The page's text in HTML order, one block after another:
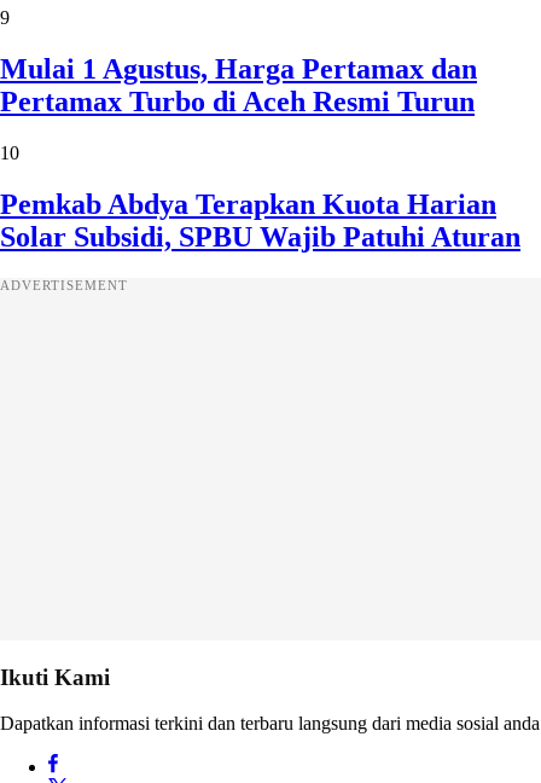
9
Mulai 1 Agustus, Harga Pertamax dan
Pertamax Turbo di Aceh Resmi Turun
10
Pemkab Abdya Terapkan Kuota Harian
Solar Subsidi, SPBU Wajib Patuhi Aturan
ADVERTISEMENT
Ikuti Kami
Dapatkan informasi terkini dan terbaru langsung dari media sosial anda